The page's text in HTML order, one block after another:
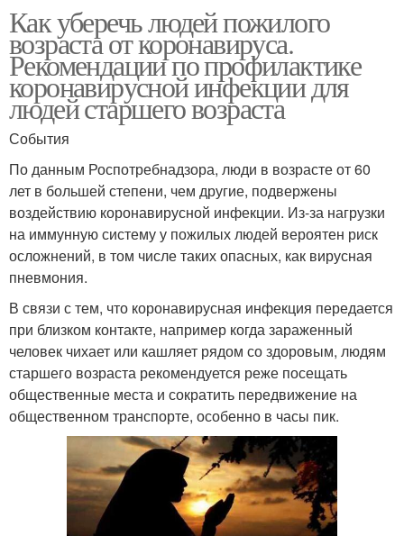
Как уберечь людей пожилого
возраста от коронавируса.
Рекомендации по профилактике
коронавирусной инфекции для
людей старшего возраста
События
По данным Роспотребнадзора, люди в возрасте от 60
лет в большей степени, чем другие, подвержены
воздействию коронавирусной инфекции. Из-за нагрузки
на иммунную систему у пожилых людей вероятен риск
осложнений, в том числе таких опасных, как вирусная
пневмония.
В связи с тем, что коронавирусная инфекция передается
при близком контакте, например когда зараженный
человек чихает или кашляет рядом со здоровым, людям
старшего возраста рекомендуется реже посещать
общественные места и сократить передвижение на
общественном транспорте, особенно в часы пик.